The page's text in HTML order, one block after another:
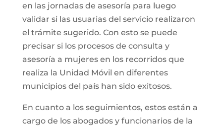
en las jornadas de asesoría para luego
validar si las usuarias del servicio realizaron
el trámite sugerido. Con esto se puede
precisar si los procesos de consulta y
asesoría a mujeres en los recorridos que
realiza la Unidad Móvil en diferentes
municipios del país han sido exitosos.
En cuanto a los seguimientos, estos están a
cargo de los abogados y funcionarios de la